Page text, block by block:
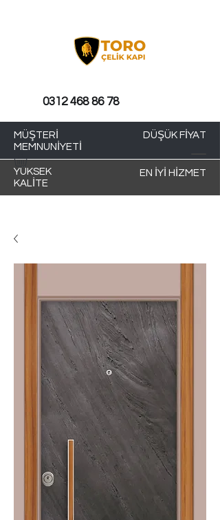
MÜŞTERİ
MEMNUNİYETİ
DÜŞÜK FİYAT
YÜKSEK
KALİTE
EN İYİ HİZMET
0312 468 86 78